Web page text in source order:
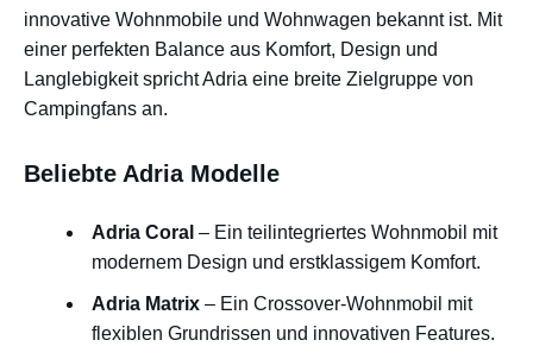
innovative Wohnmobile und Wohnwagen bekannt ist. Mit
einer perfekten Balance aus Komfort, Design und
Langlebigkeit spricht Adria eine breite Zielgruppe von
Campingfans an.
Beliebte Adria Modelle
Adria Coral – Ein teilintegriertes Wohnmobil mit
modernem Design und erstklassigem Komfort.
Adria Matrix– Ein Crossover-Wohnmobil mit
flexiblen Grundrissen und innovativen Features.